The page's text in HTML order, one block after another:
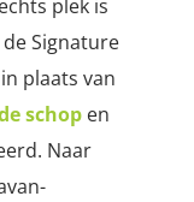
plek is
Signature
plaats van
schop en
Naar